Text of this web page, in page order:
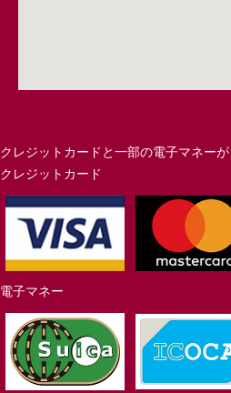
クレジットカードと一部の電子マネーが
クレジットカード
電子マネー